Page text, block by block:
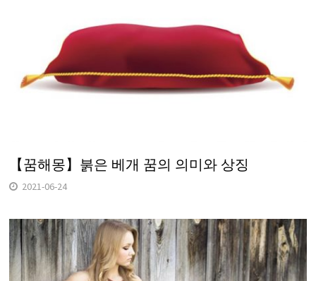
【꿈해몽】붉은 베개 꿈의 의미와 상징
2021-06-24